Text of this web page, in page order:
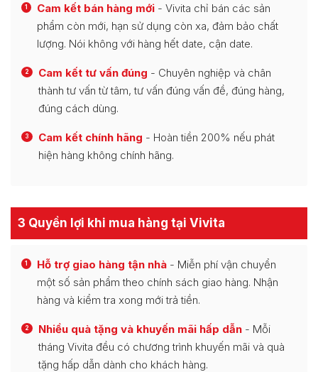
1 Cam kết bán hàng mới - Vivita chỉ bán các sản
phẩm còn mới, hạn sử dụng còn xa, đảm bảo chất
lượng. Nói không với hàng hết date, cận date.
2 Cam kết tư vấn đúng - Chuyên nghiệp và chân
thành tư vấn từ tâm, tư vấn đúng vấn đề, đúng hàng,
đúng cách dùng.
3 Cam kết chính hãng - Hoàn tiền 200% nếu phát
hiện hàng không chính hãng.
3 Quyền lợi khi mua hàng tại Vivita
1 Hỗ trợ giao hàng tận nhà - Miễn phí vận chuyển
một số sản phẩm theo chính sách giao hàng. Nhận
hàng và kiểm tra xong mới trả tiền.
2 Nhiều quà tặng và khuyến mãi hấp dẫn - Mỗi
tháng Vivita đều có chương trình khuyến mãi và quà
tặng hấp dẫn dành cho khách hàng.